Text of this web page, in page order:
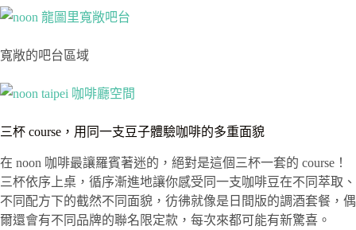
寬敞的吧台區域
三杯 course，用同一支豆子體驗咖啡的多重面貌
在 noon 咖啡最讓羅賓著迷的，絕對是這個三杯一套的 course！
三杯依序上桌，循序漸進地讓你感受同一支咖啡豆在不同萃取、
不同配方下的截然不同面貌，彷彿就像是日間版的調酒套餐，偶
爾還會有不同品牌的聯名限定款，每次來都可能有新驚喜。